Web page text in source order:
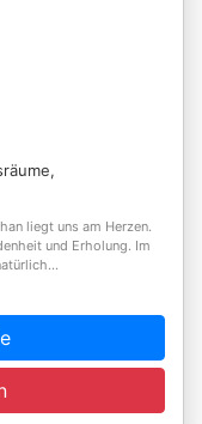
liegt uns am Herzen.
und Erholung. Im